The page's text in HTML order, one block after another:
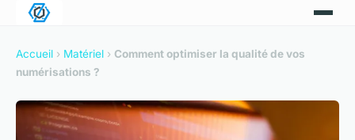
Accueil › Matériel › Comment optimiser la qualité de vos
numérisations ?